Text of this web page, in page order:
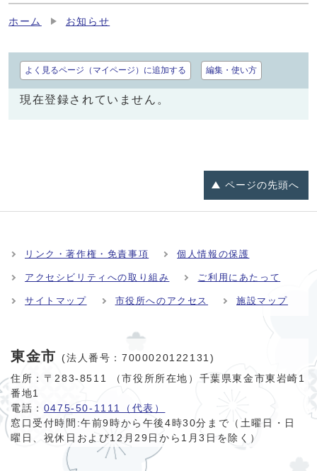
ホーム お知らせ
よく見るページ（マイページ）に追加する 編集・使い方
現在登録されていません。
ページの先頭へ
リンク・著作権・免責事項 個人情報の保護
アクセシビリティへの取り組み ご利用にあたって
サイトマップ 市役所へのアクセス 施設マップ
東金市
(法人番号：7000020122131)
住所：〒283-8511 （市役所所在地）千葉県東金市東岩崎1
番地1
電話： 0475-50-1111（代表）
窓口受付時間:午前9時から午後4時30分まで（土曜日・日
曜日、祝休日および12月29日から1月3日を除く）